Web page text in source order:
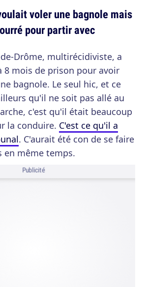
voler une bagnole mais
pour partir avec
Drôme, multirécidiviste, a
8 mois de prison pour avoir
bagnole. Le seul hic, et ce
qu'il ne soit pas allé au
c'est qu'il était beaucoup
la conduire. C'est ce qu'il a
. C'aurait été con de se faire
en même temps.
Publicité